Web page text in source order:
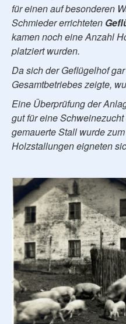
für einen auf besonderen
Schmieder errichteten
kamen noch eine Anzahl
platziert wurden.
Da sich der Geflügelhof
Gesamtbetriebes zeigte,
Eine Überprüfung der
gut für eine
gemauerte Stall wurde
Holzstallungen eigneten